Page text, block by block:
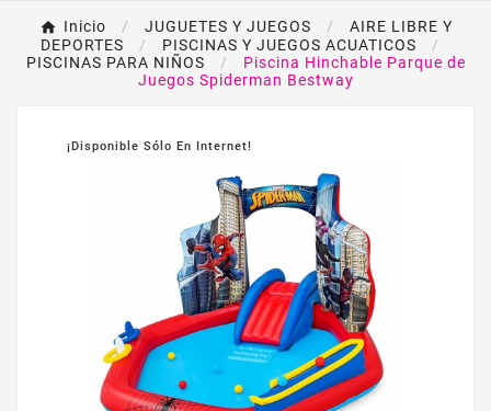
Inicio JUGUETES Y JUEGOS
AIRE LIBRE Y
DEPORTES
PISCINAS Y JUEGOS ACUATICOS
PISCINAS PARA NIÑOS
Piscina Hinchable Parque de
Juegos Spiderman Bestway
¡Disponible Sólo En Internet!